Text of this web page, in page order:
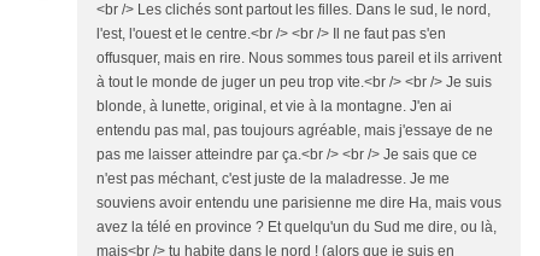
<br /> Les clichés sont partout les filles. Dans le sud, le nord,
l'est, l'ouest et le centre.<br /> <br /> Il ne faut pas s'en
offusquer, mais en rire. Nous sommes tous pareil et ils arrivent
à tout le monde de juger un peu trop vite.<br /> <br /> Je suis
blonde, à lunette, original, et vie à la montagne. J'en ai
entendu pas mal, pas toujours agréable, mais j'essaye de ne
pas me laisser atteindre par ça.<br /> <br /> Je sais que ce
n'est pas méchant, c'est juste de la maladresse. Je me
souviens avoir entendu une parisienne me dire Ha, mais vous
avez la télé en province ? Et quelqu'un du Sud me dire, ou là,
mais<br /> tu habite dans le nord ! (alors que je suis en